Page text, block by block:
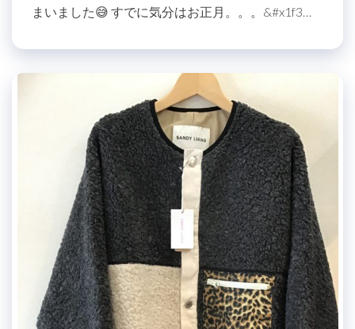
まいました😅 すでに気分はお正月。。。&#x1f3…